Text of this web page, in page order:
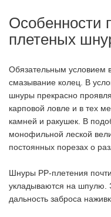
Особенности
плетеных
Обязательным условием
смазывание колец. В
шнуры прекрасно
карповой ловле и в тех
камней и ракушек. В
монофильной леской
постоянных порезах о
Шнуры PP-плетения
укладываются на шпулю.
дальность заброса